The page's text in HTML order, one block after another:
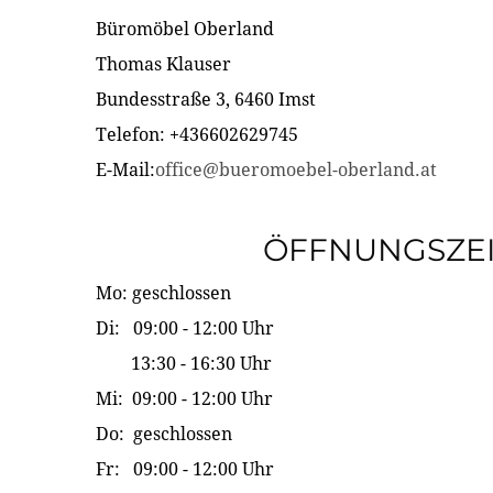
Büromöbel Oberland
Thomas Klauser
Bundesstraße 3, 6460 Imst
Telefon: +436602629745
E-Mail:office@bueromoebel-oberland.at
Mo: geschlossen
Di: 09:00 - 12:00 Uhr
13:30 - 16:30 Uhr
Mi: 09:00 - 12:00 Uhr
Do: geschlossen
Fr: 09:00 - 12:00 Uhr